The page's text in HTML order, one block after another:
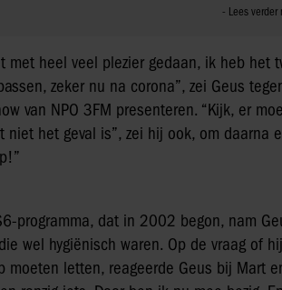
met heel veel plezier gedaan, ik heb
zeker nu na corona”, zei Geus
van NPO 3FM presenteren. “Kijk, er
niet het geval is”, zei hij ook, om daarna
programma, dat in 2002 begon, nam
wel hygiënisch waren. Op de vraag of
moeten letten, reageerde Geus bij Mart